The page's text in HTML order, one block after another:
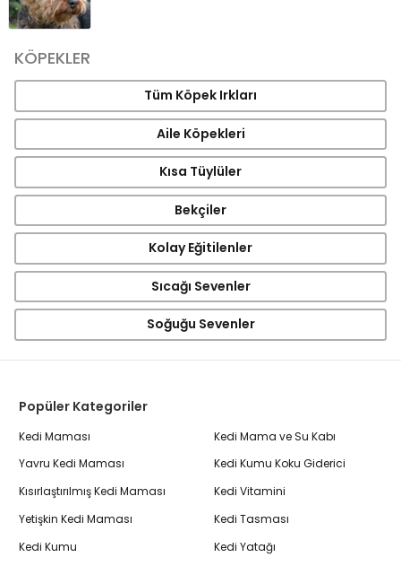
KÖPEKLER
Tüm Köpek Irkları
Aile Köpekleri
Kısa Tüylüler
Bekçiler
Kolay Eğitilenler
Sıcağı Sevenler
Soğuğu Sevenler
Popüler Kategoriler
Kedi Maması
Yavru Kedi Maması
Kısırlaştırılmış Kedi Maması
Yetişkin Kedi Maması
Kedi Kumu
Kedi Mama ve Su Kabı
Kedi Kumu Koku Giderici
Kedi Vitamini
Kedi Tasması
Kedi Yatağı